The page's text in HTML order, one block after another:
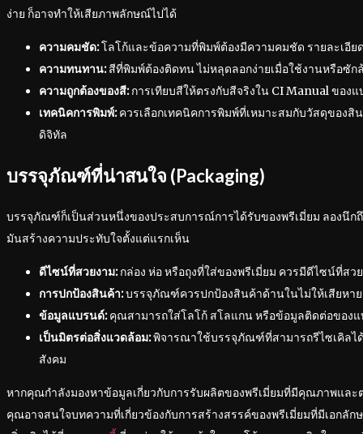
ง่าย ก็อาจทำให้เสียภาพลักษณ์ไปได้
ความคมชัด:โลโก้และข้อความที่พิมพ์ต้องมีความคมชัด รายละเอีย
ความทนทาน:สีที่พิมพ์ต้องติดทน ไม่หลุดลอกง่ายเมื่อใช้งานหรือซัก
ความถูกต้องของสี:การเทียบสีให้ตรงกับสีจริงใน CI Manual ของ
เทคนิคการพิมพ์:ควรเลือกเทคนิคการพิมพ์ที่เหมาะสมกับวัสดุของสิน
ดิจิทัล
บรรจุภัณฑ์ที่น่าสนใจ (Packaging)
บรรจุภัณฑ์ก็เป็นส่วนหนึ่งของประสบการณ์การได้รับของพรีเมี่ยม ลองนึก
มันสร้างความประทับใจตั้งแต่แรกเห็น
ดีไซน์ที่สวยงาม:กล่อง ห่อ หรือถุงที่ใส่ของพรีเมี่ยม ควรมีดีไซน์ที่สว
การปกป้องสินค้า:บรรจุภัณฑ์ควรปกป้องสินค้าด้านในไม่ให้เสียหา
ข้อมูลแบรนด์:คุณสามารถใส่โลโก้ สโลแกน หรือข้อมูลติดต่อของ
เป็นมิตรต่อสิ่งแวดล้อม:พิจารณาใช้บรรจุภัณฑ์ที่สามารถรีไซเคิลไ
สังคม
หากคุณกำลังมองหาข้อมูลเกี่ยวกับการรับผลิตของพรีเมี่ยมที่มีคุณภาพและ
คุณอาจสนใจบทความที่เกี่ยวข้องกับการสร้างสรรค์ของพรีเมี่ยมที่มีเอกลั